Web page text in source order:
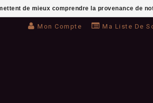
Mon Compte Ma Liste De
de mieux comprendre la provenance de